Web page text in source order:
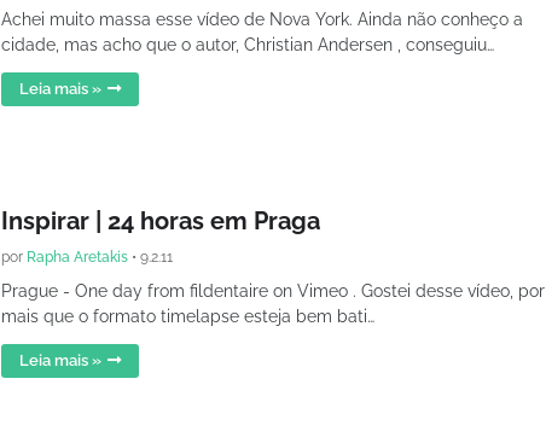
Achei muito massa esse vídeo de Nova York. Ainda não conheço a
cidade, mas acho que o autor, Christian Andersen , conseguiu…
Leia mais »
Inspirar | 24 horas em Praga
por Rapha Aretakis • 9.2.11
Prague - One day from fildentaire on Vimeo . Gostei desse vídeo, por
mais que o formato timelapse esteja bem bati…
Leia mais »